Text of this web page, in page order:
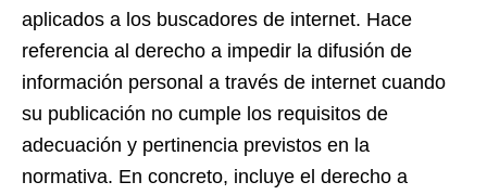
aplicados a los buscadores de internet. Hace
referencia al derecho a impedir la difusión de
información personal a través de internet cuando
su publicación no cumple los requisitos de
adecuación y pertinencia previstos en la
normativa. En concreto, incluye el derecho a